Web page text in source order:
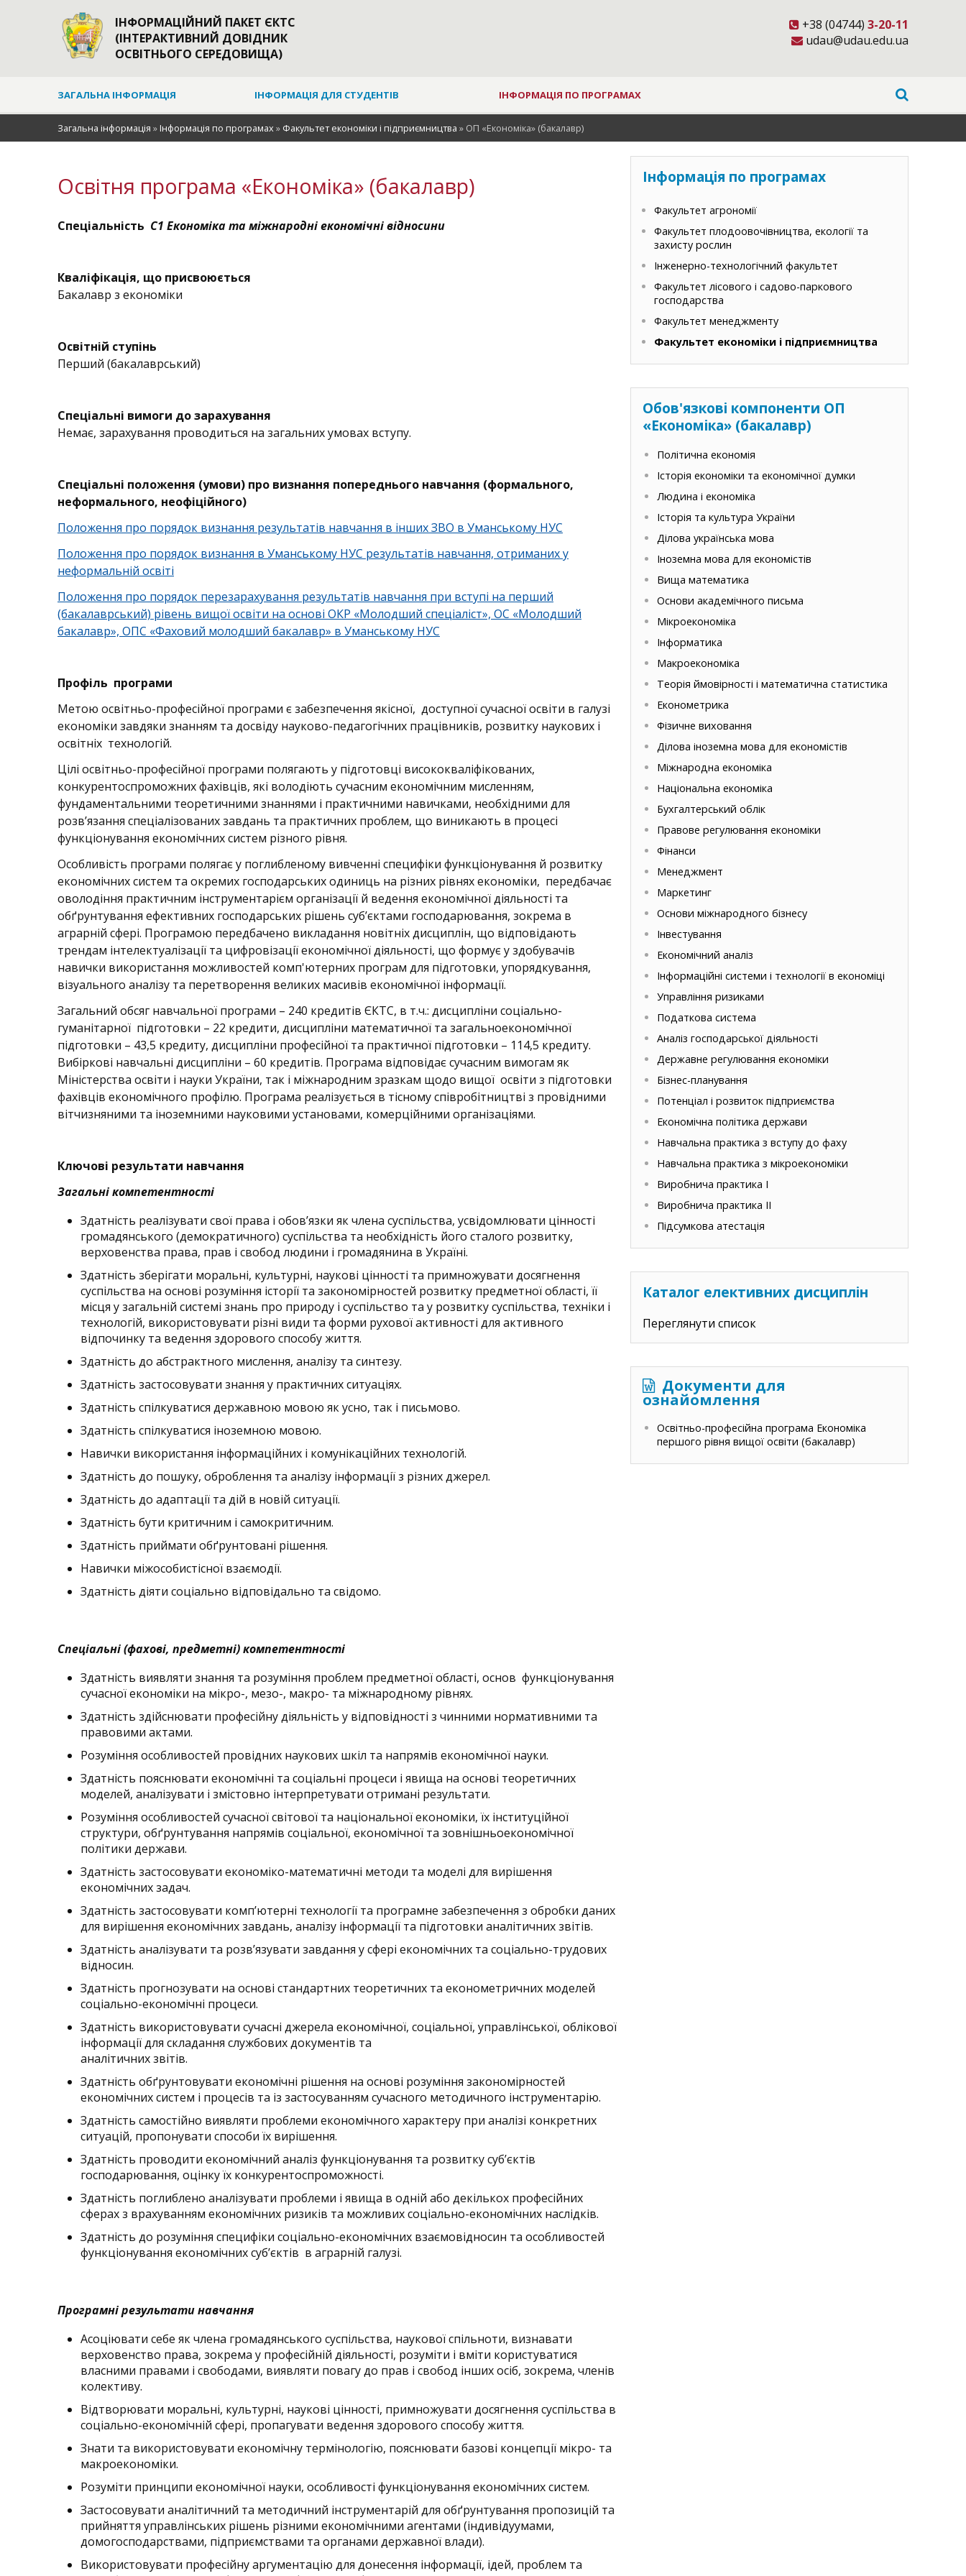
ІНФОРМАЦІЙНИЙ ПАКЕТ ЄКТС
(ІНТЕРАКТИВНИЙ ДОВІДНИК
ОСВІТНЬОГО СЕРЕДОВИЩА)
+38 (04744) 3-20-11
udau@udau.edu.ua
ЗАГАЛЬНА ІНФОРМАЦІЯ ІНФОРМАЦІЯ ДЛЯ СТУДЕНТІВ ІНФОРМАЦІЯ ПО ПРОГРАМАХ
Загальна інформація »Інформація по програмах » Факультет економіки і підприємництва » ОП «Економіка» (бакалавр)
Освітня програма «Економіка» (бакалавр)
Спеціальність С1 Економіка та міжнародні економічні відносини
Кваліфікація, що присвоюється
Бакалавр з економіки
Освітній ступінь
Перший (бакалаврський)
Спеціальні вимоги до зарахування
Немає, зарахування проводиться на загальних умовах вступу.
Спеціальні положення (умови) про визнання попереднього навчання (формального,
неформального, неофіційного)
Положення про порядок визнання результатів навчання в інших ЗВО в Уманському НУС
Положення про порядок визнання в Уманському НУС результатів навчання, отриманих у
неформальній освіті
Положення про порядок перезарахування результатів навчання при вступі на перший
(бакалаврський) рівень вищої освіти на основі ОКР «Молодший спеціаліст», ОС «Молодший
бакалавр», ОПС «Фаховий молодший бакалавр» в Уманському НУС
Профіль програми
Метою освітньо-професійної програми є забезпечення якісної, доступної сучасної освіти в галузі
економіки завдяки знанням та досвіду науково-педагогічних працівників, розвитку наукових і
освітніх технологій.
Цілі освітньо-професійної програми полягають у підготовці висококваліфікованих,
конкурентоспроможних фахівців, які володіють сучасним економічним мисленням,
фундаментальними теоретичними знаннями і практичними навичками, необхідними для
розв’язання спеціалізованих завдань та практичних проблем, що виникають в процесі
функціонування економічних систем різного рівня.
Особливість програми полягає у поглибленому вивченні специфіки функціонування й розвитку
економічних систем та окремих господарських одиниць на різних рівнях економіки, передбачає
оволодіння практичним інструментарієм організації й ведення економічної діяльності та
обґрунтування ефективних господарських рішень суб’єктами господарювання, зокрема в
аграрній сфері. Програмою передбачено викладання новітніх дисциплін, що відповідають
трендам інтелектуалізації та цифровізації економічної діяльності, що формує у здобувачів
навички використання можливостей комп'ютерних програм для підготовки, упорядкування,
візуального аналізу та перетворення великих масивів економічної інформації.
Загальний обсяг навчальної програми – 240 кредитів ЄКТС, в т.ч.: дисципліни соціально-
гуманітарної підготовки – 22 кредити, дисципліни математичної та загальноекономічної
підготовки – 43,5 кредиту, дисципліни професійної та практичної підготовки – 114,5 кредиту.
Вибіркові навчальні дисципліни – 60 кредитів. Програма відповідає сучасним вимогам як
Міністерства освіти і науки України, так і міжнародним зразкам щодо вищої освіти з підготовки
фахівців економічного профілю. Програма реалізується в тісному співробітництві з провідними
вітчизняними та іноземними науковими установами, комерційними організаціями.
Ключові результати навчання
Загальні компетентності
Здатність реалізувати свої права і обов’язки як члена суспільства, усвідомлювати цінності
громадянського (демократичного) суспільства та необхідність його сталого розвитку,
верховенства права, прав і свобод людини і громадянина в Україні.
Здатність зберігати моральні, культурні, наукові цінності та примножувати досягнення
суспільства на основі розуміння історії та закономірностей розвитку предметної області, її
місця у загальній системі знань про природу і суспільство та у розвитку суспільства, техніки і
технологій, використовувати різні види та форми рухової активності для активного
відпочинку та ведення здорового способу життя.
Здатність до абстрактного мислення, аналізу та синтезу.
Здатність застосовувати знання у практичних ситуаціях.
Здатність спілкуватися державною мовою як усно, так і письмово.
Здатність спілкуватися іноземною мовою.
Навички використання інформаційних і комунікаційних технологій.
Здатність до пошуку, оброблення та аналізу інформації з різних джерел.
Здатність до адаптації та дій в новій ситуації.
Здатність бути критичним і самокритичним.
Здатність приймати обґрунтовані рішення.
Навички міжособистісної взаємодії.
Здатність діяти соціально відповідально та свідомо.
Спеціальні (фахові, предметні) компетентності
Здатність виявляти знання та розуміння проблем предметної області, основ функціонування
сучасної економіки на мікро-, мезо-, макро- та міжнародному рівнях.
Здатність здійснювати професійну діяльність у відповідності з чинними нормативними та
правовими актами.
Розуміння особливостей провідних наукових шкіл та напрямів економічної науки.
Здатність пояснювати економічні та соціальні процеси і явища на основі теоретичних
моделей, аналізувати і змістовно інтерпретувати отримані результати.
Розуміння особливостей сучасної світової та національної економіки, їх інституційної
структури, обґрунтування напрямів соціальної, економічної та зовнішньоекономічної
політики держави.
Здатність застосовувати економіко-математичні методи та моделі для вирішення
економічних задач.
Здатність застосовувати комп’ютерні технології та програмне забезпечення з обробки даних
для вирішення економічних завдань, аналізу інформації та підготовки аналітичних звітів.
Здатність аналізувати та розв’язувати завдання у сфері економічних та соціально-трудових
відносин.
Здатність прогнозувати на основі стандартних теоретичних та економетричних моделей
соціально-економічні процеси.
Здатність використовувати сучасні джерела економічної, соціальної, управлінської, облікової
інформації для складання службових документів та
аналітичних звітів.
Здатність обґрунтовувати економічні рішення на основі розуміння закономірностей
економічних систем і процесів та із застосуванням сучасного методичного інструментарію.
Здатність самостійно виявляти проблеми економічного характеру при аналізі конкретних
ситуацій, пропонувати способи їх вирішення.
Здатність проводити економічний аналіз функціонування та розвитку суб’єктів
господарювання, оцінку їх конкурентоспроможності.
Здатність поглиблено аналізувати проблеми і явища в одній або декількох професійних
сферах з врахуванням економічних ризиків та можливих соціально-економічних наслідків.
Здатність до розуміння специфіки соціально-економічних взаємовідносин та особливостей
функціонування економічних субʼєктів в аграрній галузі.
Програмні результати навчання
Асоціювати себе як члена громадянського суспільства, наукової спільноти, визнавати
верховенство права, зокрема у професійній діяльності, розуміти і вміти користуватися
власними правами і свободами, виявляти повагу до прав і свобод інших осіб, зокрема, членів
колективу.
Відтворювати моральні, культурні, наукові цінності, примножувати досягнення суспільства в
соціально-економічній сфері, пропагувати ведення здорового способу життя.
Знати та використовувати економічну термінологію, пояснювати базові концепції мікро- та
макроекономіки.
Розуміти принципи економічної науки, особливості функціонування економічних систем.
Застосовувати аналітичний та методичний інструментарій для обґрунтування пропозицій та
прийняття управлінських рішень різними економічними агентами (індивідуумами,
домогосподарствами, підприємствами та органами державної влади).
Використовувати професійну аргументацію для донесення інформації, ідей, проблем та
Інформація по програмах
Факультет агрономії
Факультет плодоовочівництва, екології та
захисту рослин
Інженерно-технологічний факультет
Факультет лісового і садово-паркового
господарства
Факультет менеджменту
Факультет економіки і підприємництва
Обов'язкові компоненти ОП
«Економіка» (бакалавр)
Політична економія
Історія економіки та економічної думки
Людина і економіка
Історія та культура України
Ділова українська мова
Іноземна мова для економістів
Вища математика
Основи академічного письма
Мікроекономіка
Інформатика
Макроекономіка
Теорія ймовірності і математична статистика
Економетрика
Фізичне виховання
Ділова іноземна мова для економістів
Міжнародна економіка
Національна економіка
Бухгалтерський облік
Правове регулювання економіки
Фінанси
Менеджмент
Маркетинг
Основи міжнародного бізнесу
Інвестування
Економічний аналіз
Інформаційні системи і технології в економіці
Управління ризиками
Податкова система
Аналіз господарської діяльності
Державне регулювання економіки
Бізнес-планування
Потенціал і розвиток підприємства
Економічна політика держави
Навчальна практика з вступу до фаху
Навчальна практика з мікроекономіки
Виробнича практика І
Виробнича практика ІІ
Підсумкова атестація
Каталог елективних дисциплін
Переглянути список
Документи для
ознайомлення
Освітньо-професійна програма Економіка
першого рівня вищої освіти (бакалавр)